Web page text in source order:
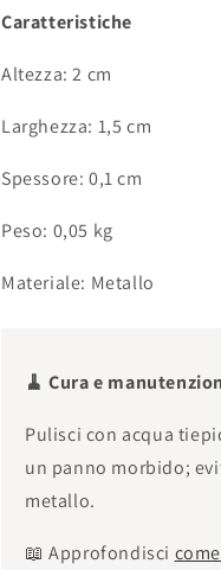
Caratteristiche
Altezza: 2 cm
Larghezza: 1,5 cm
Spessore: 0,1 cm
Peso: 0,05 kg
Materiale: Metallo
🧹 Cura e
Pulisci con acqua
un panno morbido;
metallo.
📖 Approfondisci